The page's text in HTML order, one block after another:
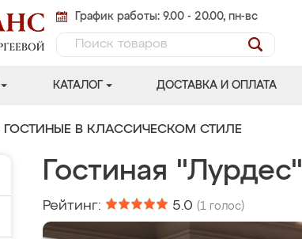
График работы: 9.00 - 20.00, пн-вс
КАТАЛОГ ДОСТАВКА И ОПЛАТА
ГОСТИНЫЕ В КЛАССИЧЕСКОМ СТИЛЕ
Гостиная "Лурдес"
Рейтинг: 5.0 (1 голос)